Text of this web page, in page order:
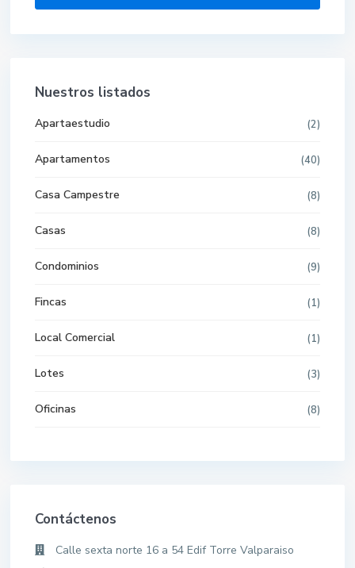
Nuestros listados
Apartaestudio (2)
Apartamentos (40)
Casa Campestre (8)
Casas (8)
Condominios (9)
Fincas (1)
Local Comercial (1)
Lotes (3)
Oficinas (8)
Contáctenos
Calle sexta norte 16 a 54 Edif Torre Valparaiso